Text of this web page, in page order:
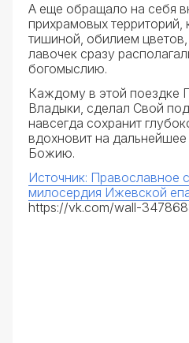
А еще обращало на себя
прихрамовых территорий,
тишиной, обилием
лавочек сразу
богомыслию.
Каждому в этой поездке
Владыки, сделал Свой
навсегда сохранит
вдохновит на
Божию.
Источник: Православное
милосердия Ижевской
https://vk.com/wall-